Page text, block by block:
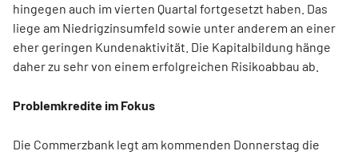
hingegen auch im vierten Quartal fortgesetzt haben. Das
liege am Niedrigzinsumfeld sowie unter anderem an einer
eher geringen Kundenaktivität. Die Kapitalbildung hänge
daher zu sehr von einem erfolgreichen Risikoabbau ab.
Problemkredite im Fokus
Die Commerzbank legt am kommenden Donnerstag die